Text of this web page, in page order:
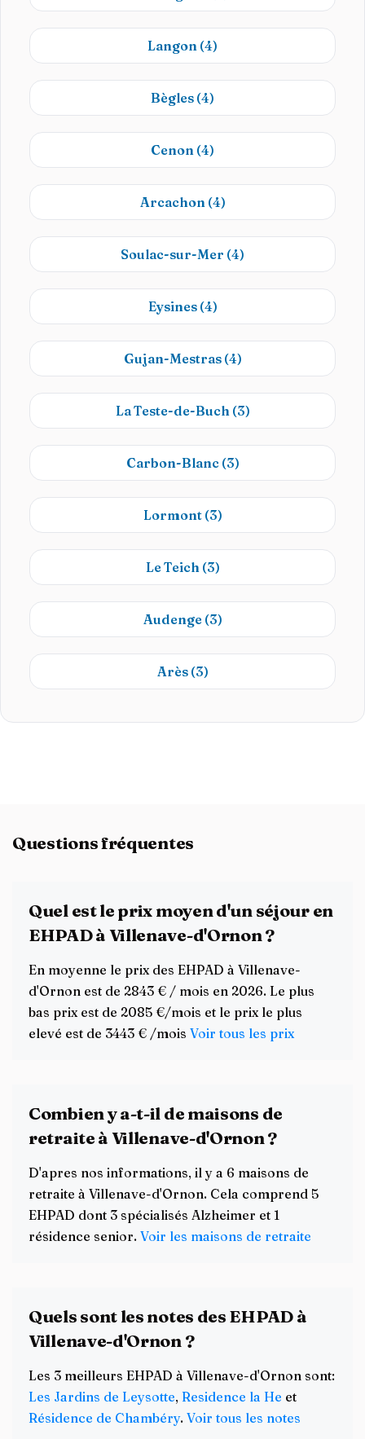
Langon (4)
Bègles (4)
Cenon (4)
Arcachon (4)
Soulac-sur-Mer (4)
Eysines (4)
Gujan-Mestras (4)
La Teste-de-Buch (3)
Carbon-Blanc (3)
Lormont (3)
Le Teich (3)
Audenge (3)
Arès (3)
Questions fréquentes
Quel est le prix moyen d'un séjour en
EHPAD à Villenave-d'Ornon ?
En moyenne le prix des EHPAD à Villenave-
d'Ornon est de 2843 € / mois en 2026. Le plus
bas prix est de 2085 €/mois et le prix le plus
elevé est de 3443 € /mois Voir tous les prix
Combien y a-t-il de maisons de
retraite à Villenave-d'Ornon ?
D'apres nos informations, il y a 6 maisons de
retraite à Villenave-d'Ornon. Cela comprend 5
EHPAD dont 3 spécialisés Alzheimer et 1
résidence senior. Voir les maisons de retraite
Quels sont les notes des EHPAD à
Villenave-d'Ornon ?
Les 3 meilleurs EHPAD à Villenave-d'Ornon sont:
Les Jardins de Leysotte, Residence la He et
Résidence de Chambéry. Voir tous les notes